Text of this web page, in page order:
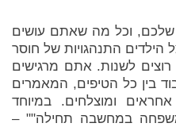
וכל מה שאתם עושים
התנהגויות של חוסר
לשנות. אתם מרגישים
בין כל הטיפים, המאמרים
ומוצלחים. במיוחד
במחשבה תחילה"" –